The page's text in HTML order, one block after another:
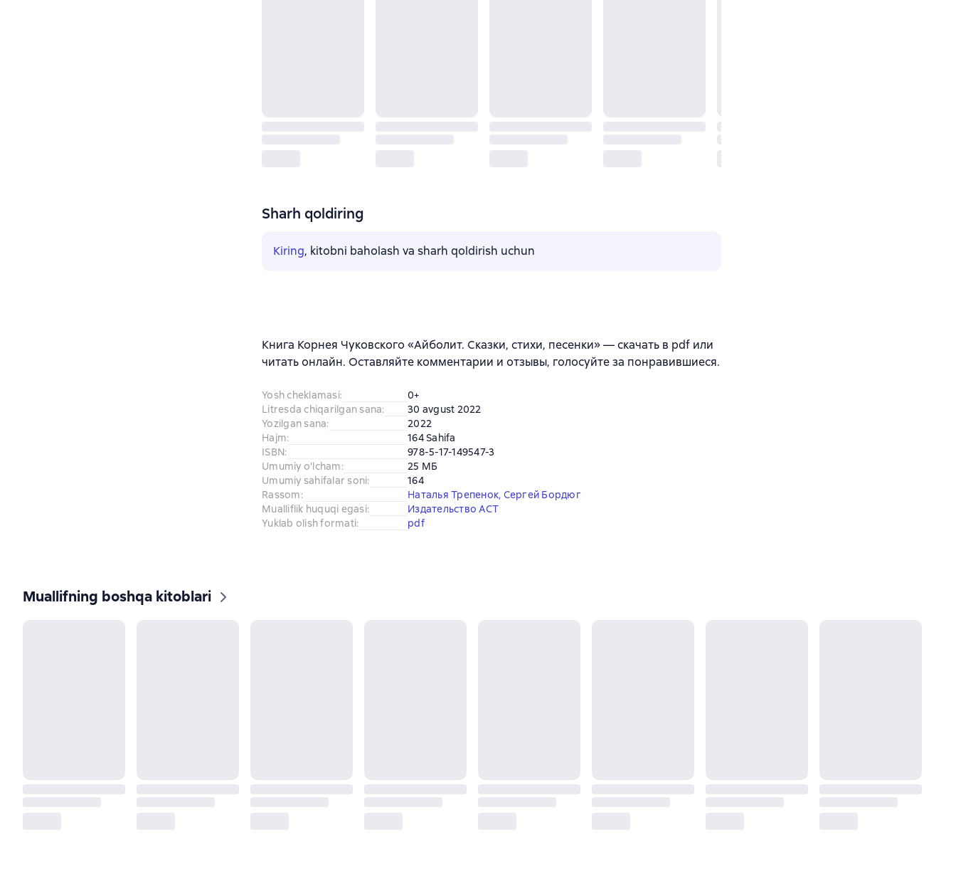
Sharh qoldiring
Kiring, kitobni baholash va sharh qoldirish uchun
Книга Корнея Чуковского «Айболит. Сказки, стихи, песенки» — скачать в pdf или
читать онлайн. Оставляйте комментарии и отзывы, голосуйте за понравившиеся.
Yosh cheklamasi:
0+
Litresda chiqarilgan sana:
30 avgust 2022
Yozilgan sana:
2022
Hajm:
164 Sahifa
ISBN:
978-5-17-149547-3
Umumiy o'lcham:
25 МБ
Umumiy sahifalar soni:
164
Rassom: Наталья Трепенок, Сергей Бордюг
Mualliflik huquqi egasi:
Издательство АСТ
Yuklab olish formati: pdf
Muallifning boshqa kitoblari